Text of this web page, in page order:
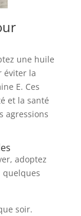
une huile
éviter la
E. Ces
et la santé
agressions
adoptez
quelques
soir.